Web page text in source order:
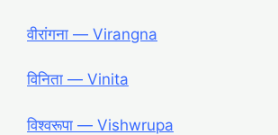
वीरांगना ― Virangna
विनिता ― Vinita
विश्वरूपा ― Vishwrupa